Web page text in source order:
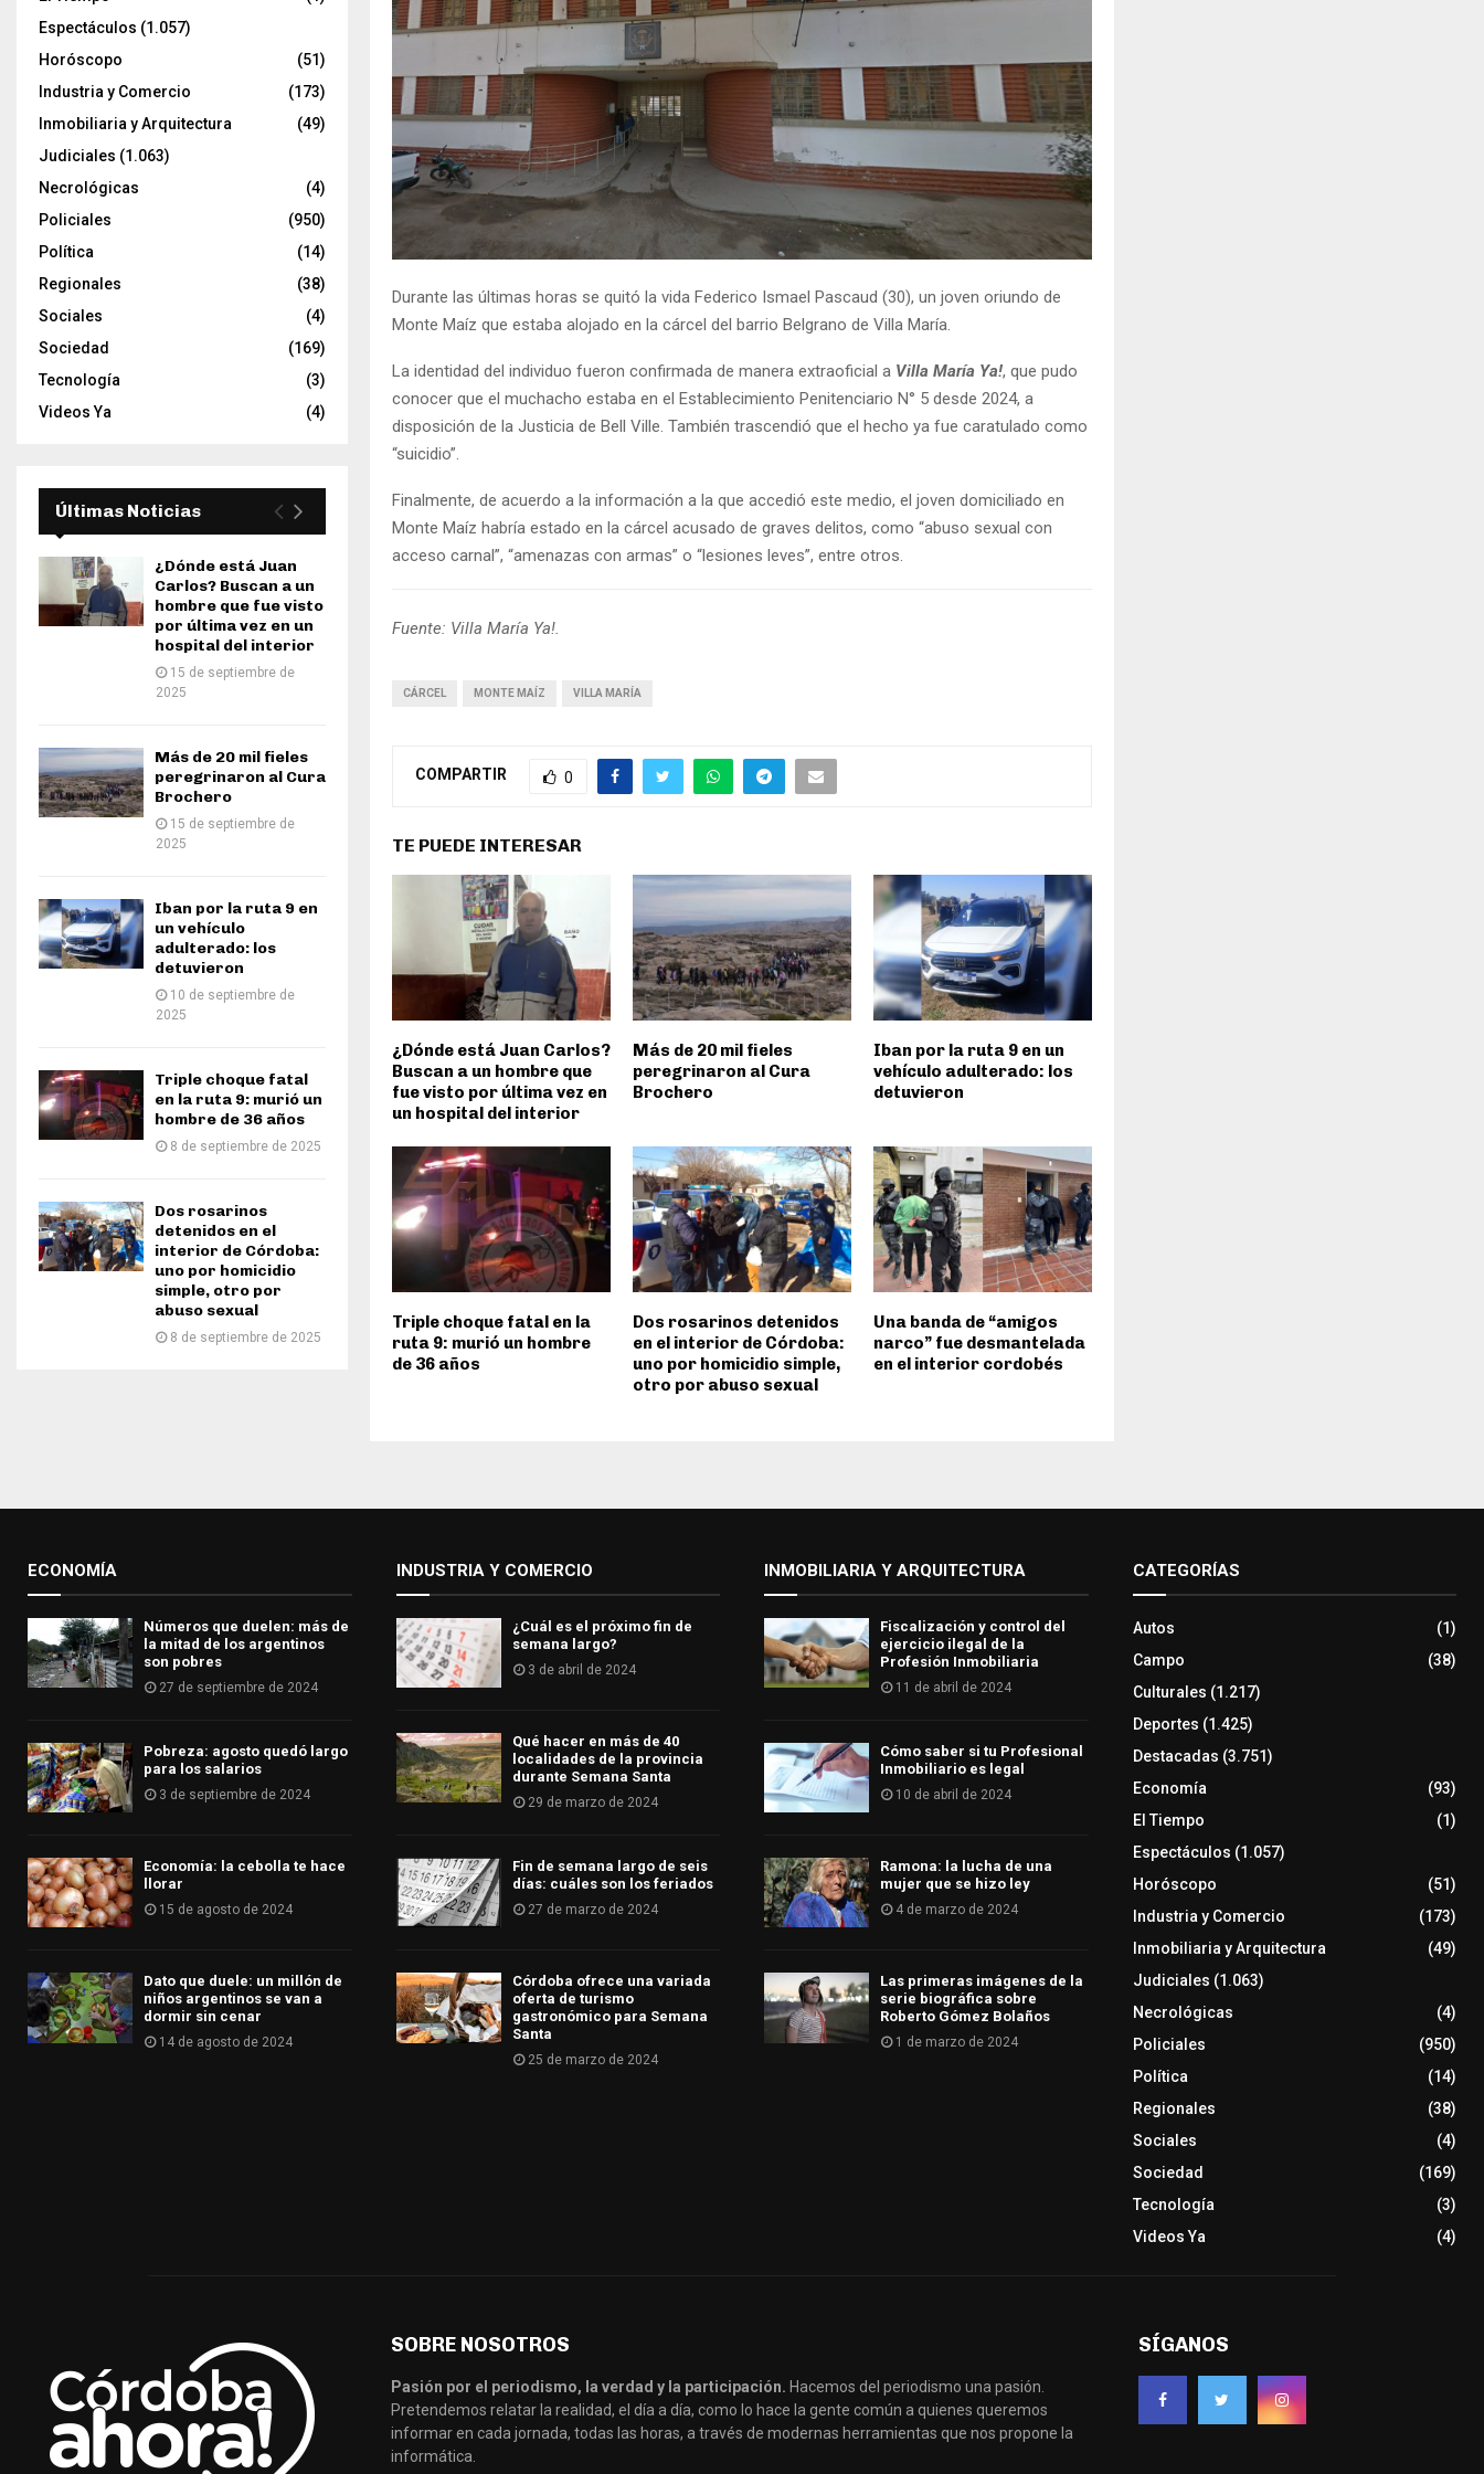
Durante las últimas horas se quitó la vida Federico Ismael Pascaud (30), un joven oriundo de
Monte Maíz que estaba alojado en la cárcel del barrio Belgrano de Villa María.
La identidad del individuo fueron confirmada de manera extraoficial a Villa María Ya!, que pudo
conocer que el muchacho estaba en el Establecimiento Penitenciario N° 5 desde 2024, a
disposición de la Justicia de Bell Ville. También trascendió que el hecho ya fue caratulado como
“suicidio”.
Finalmente, de acuerdo a la información a la que accedió este medio, el joven domiciliado en
Monte Maíz habría estado en la cárcel acusado de graves delitos, como “abuso sexual con
acceso carnal”, “amenazas con armas” o “lesiones leves”, entre otros.
Fuente: Villa María Ya!.
CÁRCEL MONTE MAÍZ VILLA MARÍA
COMPARTIR 0
TE PUEDE INTERESAR
¿Dónde está Juan Carlos?
Buscan a un hombre que
fue visto por última vez en
un hospital del interior
Más de 20 mil fieles
peregrinaron al Cura
Brochero
Iban por la ruta 9 en un
vehículo adulterado: los
detuvieron
Triple choque fatal en la
ruta 9: murió un hombre
de 36 años
Dos rosarinos detenidos
en el interior de Córdoba:
uno por homicidio simple,
otro por abuso sexual
Una banda de “amigos
narco” fue desmantelada
en el interior cordobés
Espectáculos (1.057)
Horóscopo
(51)
Industria y Comercio
(173)
Inmobiliaria y Arquitectura
(49)
Judiciales (1.063)
Necrológicas
(4)
Policiales
(950)
Política
(14)
Regionales
(38)
Sociales
(4)
Sociedad
(169)
Tecnología
(3)
Videos Ya
(4)
Últimas Noticias
¿Dónde está Juan
Carlos? Buscan a un
hombre que fue visto
por última vez en un
hospital del interior
15 de septiembre de
2025
Más de 20 mil fieles
peregrinaron al Cura
Brochero
15 de septiembre de
2025
Iban por la ruta 9 en
un vehículo
adulterado: los
detuvieron
10 de septiembre de
2025
Triple choque fatal
en la ruta 9: murió un
hombre de 36 años
8 de septiembre de 2025
Dos rosarinos
detenidos en el
interior de Córdoba:
uno por homicidio
simple, otro por
abuso sexual
8 de septiembre de 2025
ECONOMÍA
Números que duelen: más de
la mitad de los argentinos
son pobres
27 de septiembre de 2024
Pobreza: agosto quedó largo
para los salarios
3 de septiembre de 2024
Economía: la cebolla te hace
llorar
15 de agosto de 2024
Dato que duele: un millón de
niños argentinos se van a
dormir sin cenar
14 de agosto de 2024
INDUSTRIA Y COMERCIO
¿Cuál es el próximo fin de
semana largo?
3 de abril de 2024
Qué hacer en más de 40
localidades de la provincia
durante Semana Santa
29 de marzo de 2024
Fin de semana largo de seis
días: cuáles son los feriados
27 de marzo de 2024
Córdoba ofrece una variada
oferta de turismo
gastronómico para Semana
Santa
25 de marzo de 2024
INMOBILIARIA Y ARQUITECTURA
Fiscalización y control del
ejercicio ilegal de la
Profesión Inmobiliaria
11 de abril de 2024
Cómo saber si tu Profesional
Inmobiliario es legal
10 de abril de 2024
Ramona: la lucha de una
mujer que se hizo ley
4 de marzo de 2024
Las primeras imágenes de la
serie biográfica sobre
Roberto Gómez Bolaños
1 de marzo de 2024
CATEGORÍAS
Autos
(1)
Campo
(38)
Culturales (1.217)
Deportes (1.425)
Destacadas (3.751)
Economía
(93)
El Tiempo
(1)
Espectáculos (1.057)
Horóscopo
(51)
Industria y Comercio
(173)
Inmobiliaria y Arquitectura
(49)
Judiciales (1.063)
Necrológicas
(4)
Policiales
(950)
Política
(14)
Regionales
(38)
Sociales
(4)
Sociedad
(169)
Tecnología
(3)
Videos Ya
(4)
SOBRE NOSOTROS
Pasión por el periodismo, la verdad y la participación. Hacemos del periodismo una pasión.
Pretendemos relatar la realidad, el día a día, como lo hace la gente común a quienes queremos
informar en cada jornada, todas las horas, a través de modernas herramientas que nos propone la
informática.
SÍGANOS